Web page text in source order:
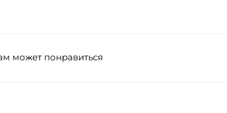
может понравиться